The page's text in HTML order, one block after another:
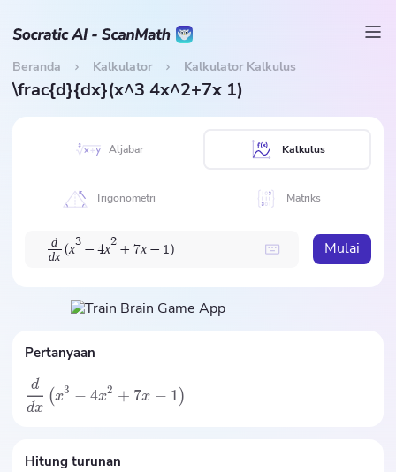
Beranda Kalkulator Kalkulator Kalkulus
\frac{d}{dx}(x^3 4x^2+7x 1)
Aljabar Kalkulus
Trigonometri Matriks
d
dx
(x
3
− 4x
2
+ 7x − 1) Mulai
Pertanyaan
dx
d
(x3 − 4x2 + 7x − 1)
Hitung turunan